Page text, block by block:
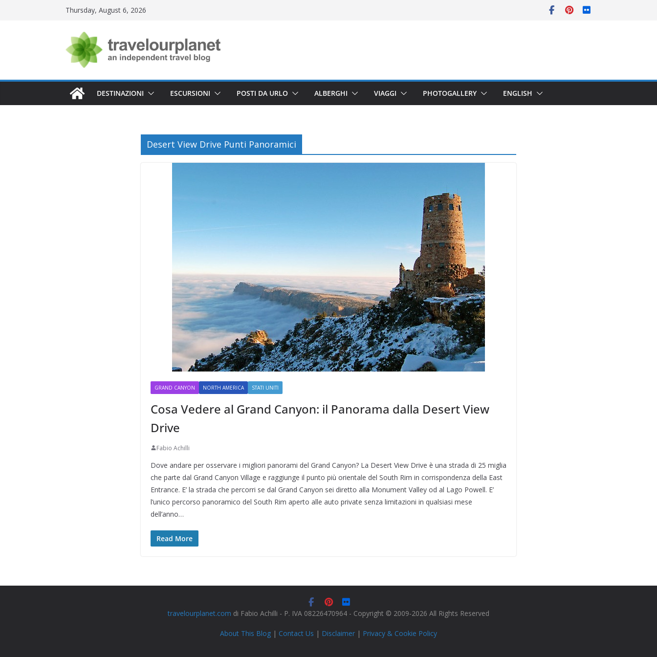
Thursday, August 6, 2026
DESTINAZIONI ESCURSIONI POSTI DA URLO ALBERGHI VIAGGI PHOTOGALLERY ENGLISH
Desert View Drive Punti Panoramici
GRAND CANYON NORTH AMERICA STATI UNITI
Cosa Vedere al Grand Canyon: il Panorama dalla Desert View
Drive
Fabio Achilli
Dove andare per osservare i migliori panorami del Grand Canyon? La Desert View Drive è una strada di 25 miglia
che parte dal Grand Canyon Village e raggiunge il punto più orientale del South Rim in corrispondenza della East
Entrance. E’ la strada che percorri se dal Grand Canyon sei diretto alla Monument Valley od al Lago Powell. E’
l’unico percorso panoramico del South Rim aperto alle auto private senza limitazioni in qualsiasi mese
dell’anno…
Read More
travelourplanet.com di Fabio Achilli - P. IVA 08226470964 - Copyright © 2009-2026 All Rights Reserved
About This Blog | Contact Us | Disclaimer | Privacy & Cookie Policy